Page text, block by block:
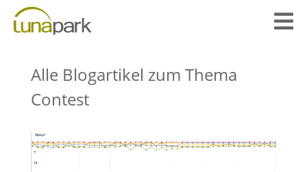

Alle Blogartikel zum Thema
Contest